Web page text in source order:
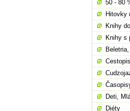
50 - 80
Hitovky
Knihy
Knihy s
Deti,
Diéty